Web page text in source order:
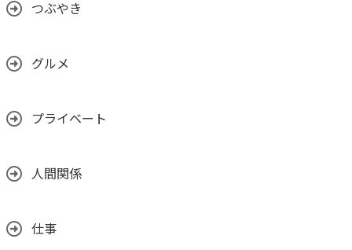
つぶやき
グルメ
プライベート
人間関係
仕事